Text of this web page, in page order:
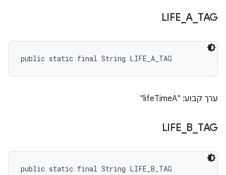
LIFE _A TAG
public static final String LIFE_A_TAG
ערך קבוע: "lifeTimeA"
LIFE B TAG
public static final String LIFE_B_TAG